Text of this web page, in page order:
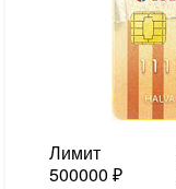
Лимит
500000 ₽